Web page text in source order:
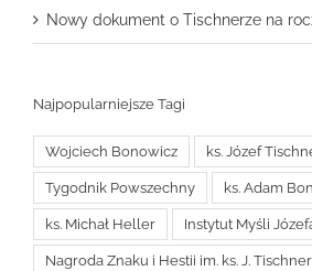
Nowy dokument o Tischnerze na
Najpopularniejsze Tagi
Wojciech Bonowicz ks. Józef
Tygodnik Powszechny ks. Adam
ks. Michał Heller Instytut Myśli
Nagroda Znaku i Hestii im. ks. J.